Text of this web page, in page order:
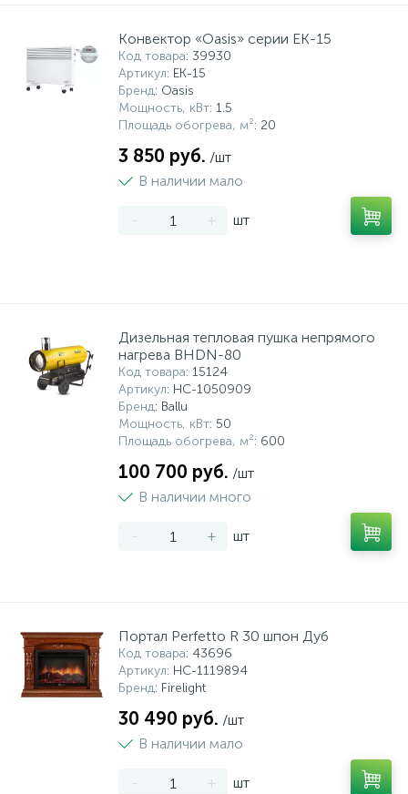
Конвектор «Oasis» серии EK-15
Код товара: 39930
Артикул: EK-15
Бренд: Oasis
Мощность, кВт: 1.5
Площадь обогрева, м²: 20
3 850 руб. /шт
В наличии мало
- + шт
Дизельная тепловая пушка непрямого
нагрева BHDN-80
Код товара: 15124
Артикул: НС-1050909
Бренд: Ballu
Мощность, кВт: 50
Площадь обогрева, м²: 600
100 700 руб. /шт
В наличии много
- + шт
Портал Perfetto R 30 шпон Дуб
Код товара: 43696
Артикул: НС-1119894
Бренд: Firelight
30 490 руб. /шт
В наличии мало
- + шт